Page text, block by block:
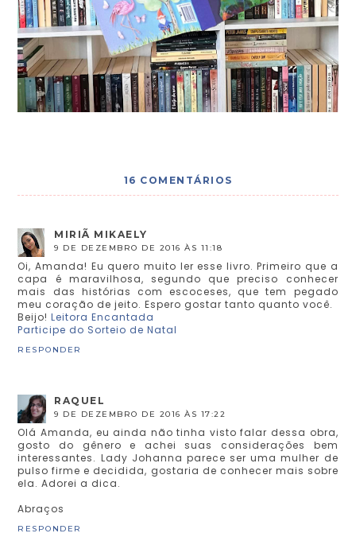
16 COMENTÁRIOS
MIRIÃ MIKAELY
9 DE DEZEMBRO DE 2016 ÀS 11:18
Oi, Amanda! Eu quero muito ler esse livro. Primeiro que a
capa é maravilhosa, segundo que preciso conhecer
mais das histórias com escoceses, que tem pegado
meu coração de jeito. Espero gostar tanto quanto você.
Beijo!Leitora Encantada
Participe do Sorteio de Natal
RESPONDER
RAQUEL
9 DE DEZEMBRO DE 2016 ÀS 17:22
Olá Amanda, eu ainda não tinha visto falar dessa obra,
gosto do gênero e achei suas considerações bem
interessantes. Lady Johanna parece ser uma mulher de
pulso firme e decidida, gostaria de conhecer mais sobre
ela. Adorei a dica.
Abraços
RESPONDER